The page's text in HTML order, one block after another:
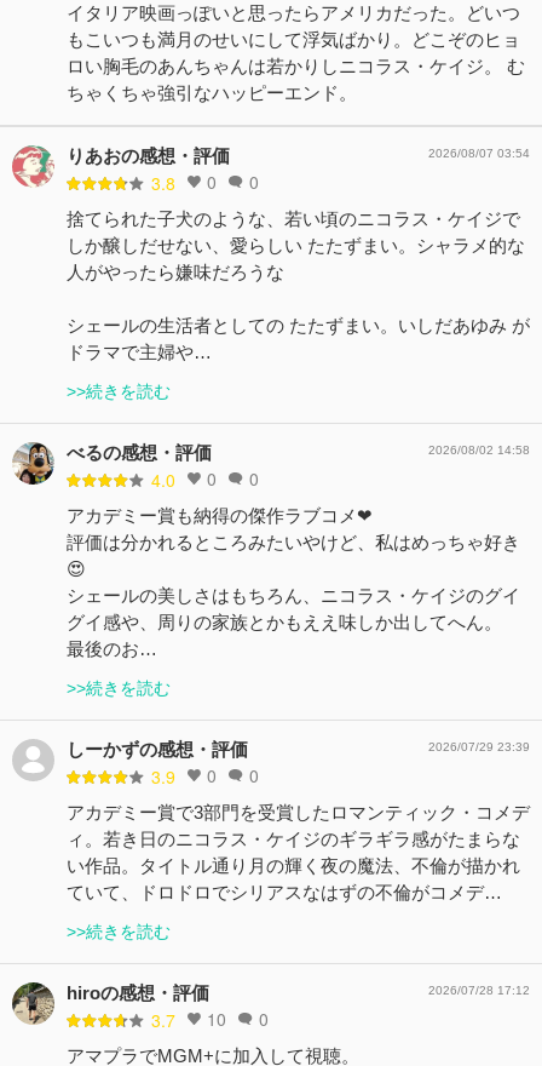
イタリア映画っぽいと思ったらアメリカだった。どいつ
もこいつも満月のせいにして浮気ばかり。どこぞのヒョ
ロい胸毛のあんちゃんは若かりしニコラス・ケイジ。 む
ちゃくちゃ強引なハッピーエンド。
りあおの感想・評価
3.8 0 0
2026/08/07 03:54
捨てられた子犬のような、若い頃のニコラス・ケイジで
しか醸しだせない、愛らしい たたずまい。シャラメ的な
人がやったら嫌味だろうな
シェールの生活者としての たたずまい。いしだあゆみ が
ドラマで主婦や…
>>続きを読む
べるの感想・評価
4.0 0 0
2026/08/02 14:58
アカデミー賞も納得の傑作ラブコメ❤
評価は分かれるところみたいやけど、私はめっちゃ好き
😍
シェールの美しさはもちろん、ニコラス・ケイジのグイ
グイ感や、周りの家族とかもええ味しか出してへん。
最後のお…
>>続きを読む
しーかずの感想・評価
3.9 0 0
2026/07/29 23:39
アカデミー賞で3部門を受賞したロマンティック・コメデ
ィ。若き日のニコラス・ケイジのギラギラ感がたまらな
い作品。タイトル通り月の輝く夜の魔法、不倫が描かれ
ていて、ドロドロでシリアスなはずの不倫がコメデ…
>>続きを読む
hiroの感想・評価
3.7 10 0
2026/07/28 17:12
アマプラでMGM+に加入して視聴。